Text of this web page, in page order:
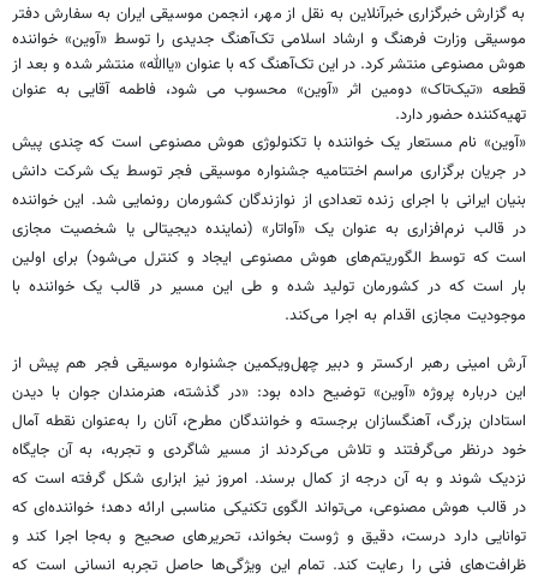
به گزارش خبرگزاری خبرآنلاین به نقل از مهر، انجمن موسیقی ایران به سفارش دفتر
موسیقی وزارت فرهنگ و ارشاد اسلامی تک‌آهنگ جدیدی را توسط «آوین» خواننده
هوش مصنوعی منتشر کرد. در این تک‌آهنگ که با عنوان «یاالله» منتشر شده و بعد از
قطعه «تیک‌تاک» دومین اثر «آوین» محسوب می شود، فاطمه آقایی به عنوان
تهیه‌کننده حضور دارد.
«آوین» نام مستعار یک خواننده با تکنولوژی هوش مصنوعی است که چندی پیش
در جریان برگزاری مراسم اختتامیه جشنواره موسیقی فجر توسط یک شرکت دانش
بنیان ایرانی با اجرای زنده تعدادی از نوازندگان کشورمان رونمایی شد. این خواننده
در قالب نرم‌افزاری به عنوان یک «آواتار» (نماینده دیجیتالی یا شخصیت مجازی
است که توسط الگوریتم‌های هوش مصنوعی ایجاد و کنترل می‌شود) برای اولین
بار است که در کشورمان تولید شده و طی این مسیر در قالب یک خواننده با
موجودیت مجازی اقدام به اجرا می‌کند.
آرش امینی رهبر ارکستر و دبیر چهل‌ویکمین جشنواره موسیقی فجر هم پیش از
این درباره پروژه «آوین» توضیح داده بود: «در گذشته، هنرمندان جوان با دیدن
استادان بزرگ، آهنگسازان برجسته و خوانندگان مطرح، آنان را به‌عنوان نقطه آمال
خود درنظر می‌گرفتند و تلاش می‌کردند از مسیر شاگردی و تجربه، به آن جایگاه
نزدیک شوند و به آن درجه از کمال برسند. امروز نیز ابزاری شکل گرفته است که
در قالب هوش مصنوعی، می‌تواند الگوی تکنیکی مناسبی ارائه دهد؛ خواننده‌ای که
توانایی دارد درست، دقیق و ژوست بخواند، تحریرهای صحیح و به‌جا اجرا کند و
ظرافت‌های فنی را رعایت کند. تمام این ویژگی‌ها حاصل تجربه انسانی است که